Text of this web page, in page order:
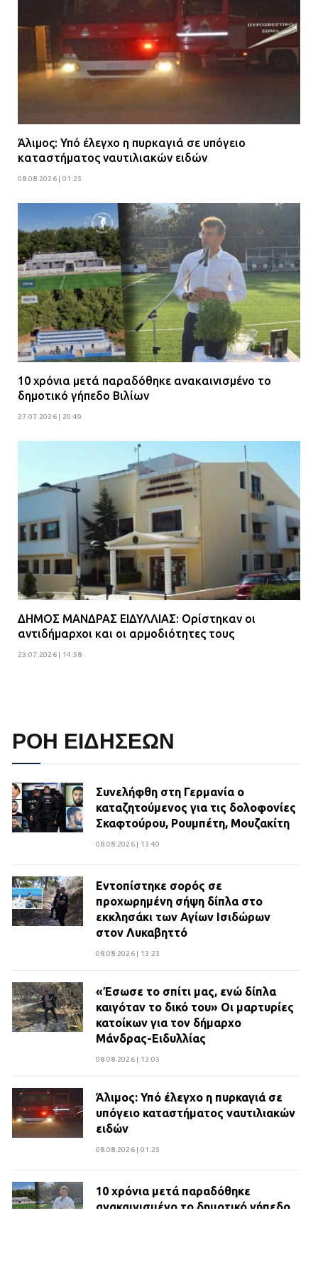
Άλιμος: Υπό έλεγχο η πυρκαγιά σε υπόγειο
καταστήματος ναυτιλιακών ειδών
08.08.2026 | 01:25
10 χρόνια μετά παραδόθηκε ανακαινισμένο το
δημοτικό γήπεδο Βιλίων
27.07.2026 | 20:49
ΔΗΜΟΣ ΜΑΝΔΡΑΣ ΕΙΔΥΛΛΙΑΣ: Ορίστηκαν οι
αντιδήμαρχοι και οι αρμοδιότητες τους
23.07.2026 | 14:58
ΡΟΗ ΕΙΔΗΣΕΩΝ
Συνελήφθη στη Γερμανία ο
καταζητούμενος για τις δολοφονίες
Σκαφτούρου, Ρουμπέτη, Μουζακίτη
08.08.2026 | 13:40
Εντοπίστηκε σορός σε
προχωρημένη σήψη δίπλα στο
εκκλησάκι των Αγίων Ισιδώρων
στον Λυκαβηττό
08.08.2026 | 13:23
«Έσωσε το σπίτι μας, ενώ δίπλα
καιγόταν το δικό του» Οι μαρτυρίες
κατοίκων για τον δήμαρχο
Μάνδρας-Ειδυλλίας
08.08.2026 | 13:03
Άλιμος: Υπό έλεγχο η πυρκαγιά σε
υπόγειο καταστήματος ναυτιλιακών
ειδών
08.08.2026 | 01:25
10 χρόνια μετά παραδόθηκε
ανακαινισμένο το δημοτικό γήπεδο